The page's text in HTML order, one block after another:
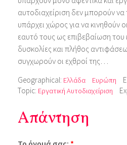
αυτοδιαχείριση δεν μπορούν
υπάρχει χώρος για να κινηθούν
εαυτό τους ως επιβεβαίωση του
δυσκολίες και πλήθος
συγχωρούν οι εχθροί της…
Geographical: Ελλάδα Ευρώπη
Topic: Εργατική Αυτοδιαχείριση
Απάντηση